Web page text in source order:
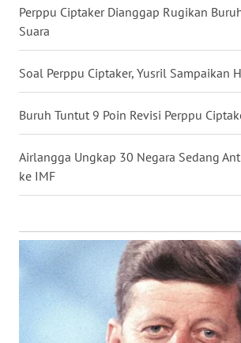
Perppu Ciptaker Dianggap Rugikan
Suara
Soal Perppu Ciptaker, Yusril Sampaikan
Buruh Tuntut 9 Poin Revisi Perppu
Airlangga Ungkap 30 Negara Sedang
ke IMF
WN
WN
LAMPUNG
NUSANTARA
WN
JOGJA